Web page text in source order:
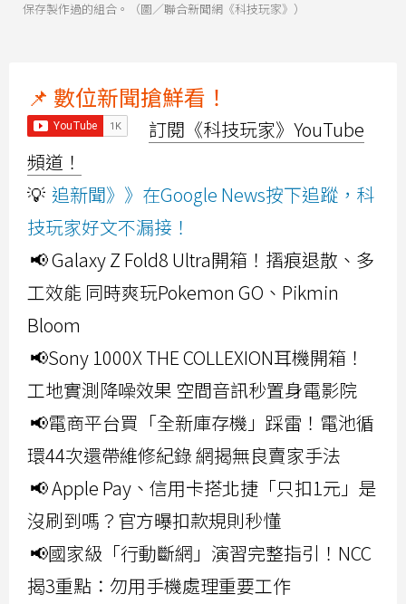
保存製作過的組合。（圖／聯合新聞網《科技玩家》）
📌 數位新聞搶鮮看！
訂閱《科技玩家》YouTube
頻道！
💡 追新聞》》在Google News按下追蹤，科
技玩家好文不漏接！
📢 Galaxy Z Fold8 Ultra開箱！摺痕退散、多
工效能 同時爽玩Pokemon GO、Pikmin
Bloom
📢Sony 1000X THE COLLEXION耳機開箱！
工地實測降噪效果 空間音訊秒置身電影院
📢電商平台買「全新庫存機」踩雷！電池循
環44次還帶維修紀錄 網揭無良賣家手法
📢 Apple Pay、信用卡搭北捷「只扣1元」是
沒刷到嗎？官方曝扣款規則秒懂
📢國家級「行動斷網」演習完整指引！NCC
揭3重點：勿用手機處理重要工作